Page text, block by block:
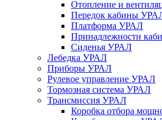
Отопление и
Передок кабины
Платформа УРАЛ
Принадлежности
Сиденья УРАЛ
Лебедка УРАЛ
Приборы УРАЛ
Рулевое управление УРАЛ
Тормозная система УРАЛ
Трансмиссия УРАЛ
Коробка отбора